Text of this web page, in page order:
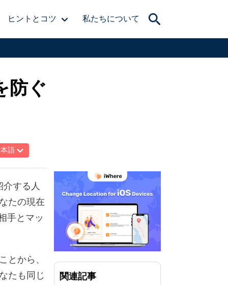
ヒントとコツ 私たちについて
防ぐ
語
する人
たの現在
手とマッ
とから、
たも同じ
関連記事